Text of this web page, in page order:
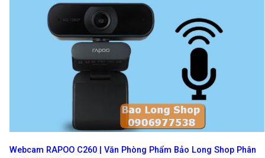
Webcam RAPOO C260 | Văn Phòng Phẩm Bảo Long Shop Phân